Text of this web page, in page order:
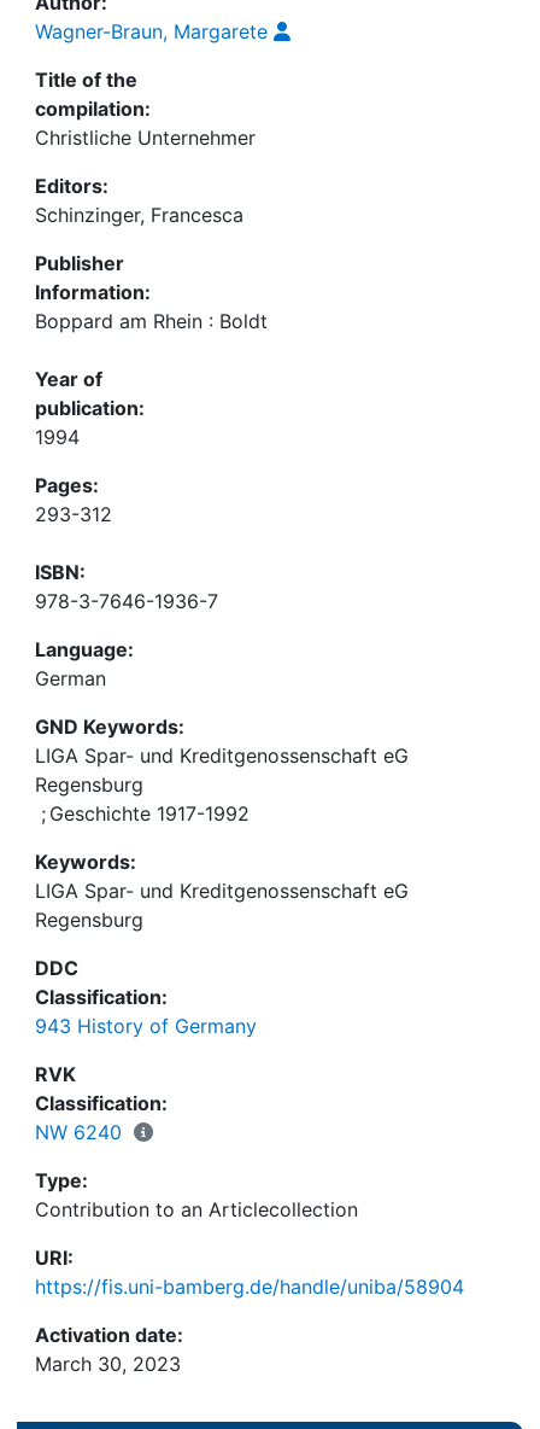
Wagner-Braun, Margarete
Title of the
compilation:
Christliche Unternehmer
Editors:
Schinzinger, Francesca
Publisher
Information:
Boppard am Rhein : Boldt
Year of
publication:
1994
Pages:
293-312
ISBN:
978-3-7646-1936-7
Language:
German
GND Keywords:
LIGA Spar- und Kreditgenossenschaft eG
Regensburg
; Geschichte 1917-1992
Keywords:
LIGA Spar- und Kreditgenossenschaft eG
Regensburg
DDC
Classification:
943 History of Germany
RVK
Classification:
NW 6240
Type:
Contribution to an Articlecollection
URI:
https://fis.uni-bamberg.de/handle/uniba/58904
Activation date:
March 30, 2023